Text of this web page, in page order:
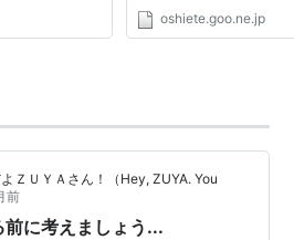
oshiete.goo.ne.jp
ＺＵＹＡさん！（Hey, ZUYA. You
前
に考えましょう...